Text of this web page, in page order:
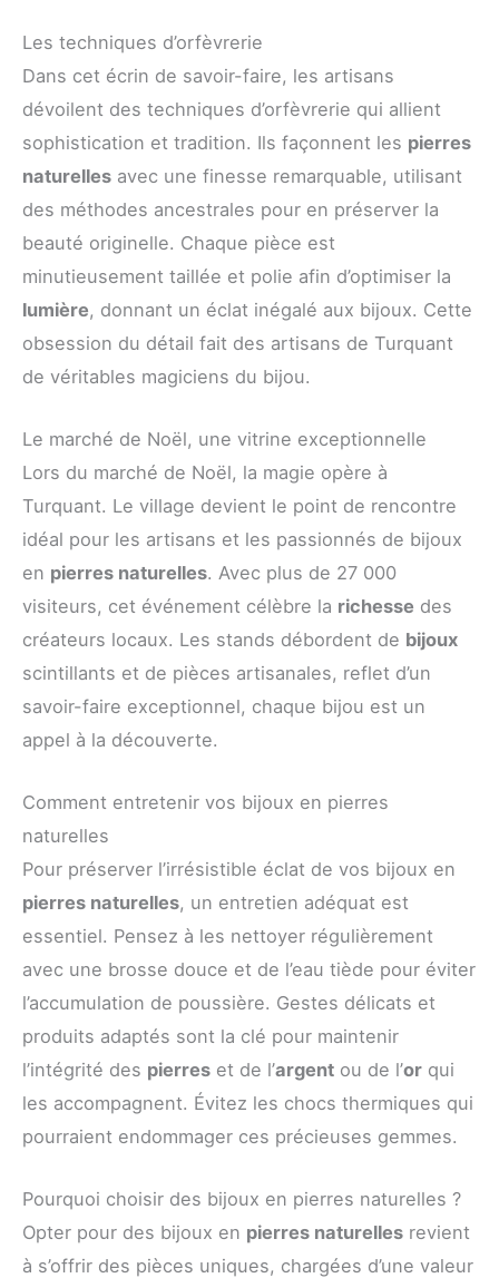
Les techniques d’orfèvrerie
Dans cet écrin de savoir-faire, les artisans
dévoilent des techniques d’orfèvrerie qui allient
sophistication et tradition. Ils façonnent les pierres
naturelles avec une finesse remarquable, utilisant
des méthodes ancestrales pour en préserver la
beauté originelle. Chaque pièce est
minutieusement taillée et polie afin d’optimiser la
lumière, donnant un éclat inégalé aux bijoux. Cette
obsession du détail fait des artisans de Turquant
de véritables magiciens du bijou.
Le marché de Noël, une vitrine exceptionnelle
Lors du marché de Noël, la magie opère à
Turquant. Le village devient le point de rencontre
idéal pour les artisans et les passionnés de bijoux
en pierres naturelles. Avec plus de 27 000
visiteurs, cet événement célèbre la richesse des
créateurs locaux. Les stands débordent de bijoux
scintillants et de pièces artisanales, reflet d’un
savoir-faire exceptionnel, chaque bijou est un
appel à la découverte.
Comment entretenir vos bijoux en pierres
naturelles
Pour préserver l’irrésistible éclat de vos bijoux en
pierres naturelles, un entretien adéquat est
essentiel. Pensez à les nettoyer régulièrement
avec une brosse douce et de l’eau tiède pour éviter
l’accumulation de poussière. Gestes délicats et
produits adaptés sont la clé pour maintenir
l’intégrité des pierres et de l’argent ou de l’or qui
les accompagnent. Évitez les chocs thermiques qui
pourraient endommager ces précieuses gemmes.
Pourquoi choisir des bijoux en pierres naturelles ?
Opter pour des bijoux en pierres naturelles revient
à s’offrir des pièces uniques, chargées d’une valeur